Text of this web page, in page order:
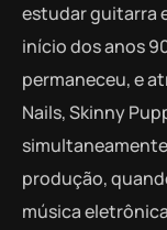
estudar guitarra
início dos anos
permaneceu, e
Nails, Skinny
produção,
música